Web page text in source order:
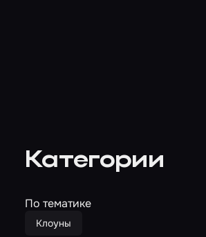
Категории
По тематике
Клоуны